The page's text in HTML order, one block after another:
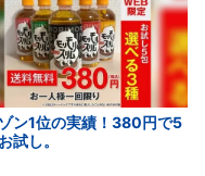
ン1位の実績！380円で5
試し。